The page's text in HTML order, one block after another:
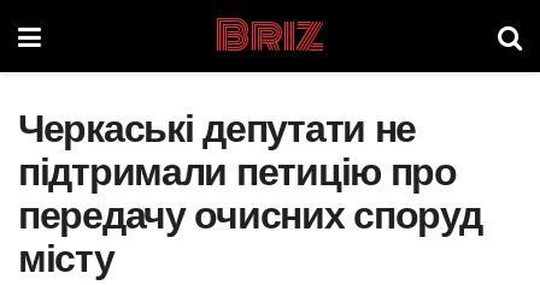
Briz
Черкаські депутати не
підтримали петицію про
передачу очисних споруд
місту